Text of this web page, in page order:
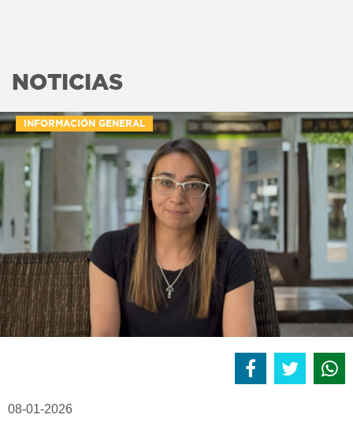
NOTICIAS
INFORMACIÓN GENERAL
08-01-2026